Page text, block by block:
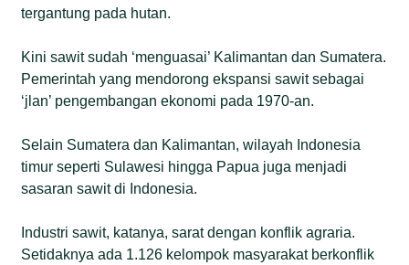
tergantung pada hutan.
Kini sawit sudah ‘menguasai’ Kalimantan dan Sumatera.
Pemerintah yang mendorong ekspansi sawit sebagai
‘jlan’ pengembangan ekonomi pada 1970-an.
Selain Sumatera dan Kalimantan, wilayah Indonesia
timur seperti Sulawesi hingga Papua juga menjadi
sasaran sawit di Indonesia.
Industri sawit, katanya, sarat dengan konflik agraria.
Setidaknya ada 1.126 kelompok masyarakat berkonflik